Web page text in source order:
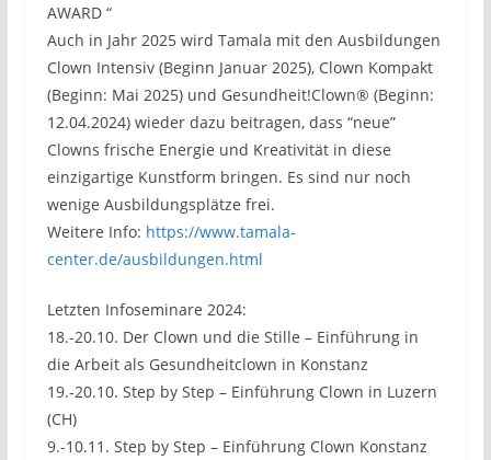
AWARD “
Auch in Jahr 2025 wird Tamala mit den Ausbildungen
Clown Intensiv (Beginn Januar 2025), Clown Kompakt
(Beginn: Mai 2025) und Gesundheit!Clown® (Beginn:
12.04.2024) wieder dazu beitragen, dass “neue”
Clowns frische Energie und Kreativität in diese
einzigartige Kunstform bringen. Es sind nur noch
wenige Ausbildungsplätze frei.
Weitere Info: https://www.tamala-
center.de/ausbildungen.html
Letzten Infoseminare 2024:
18.-20.10. Der Clown und die Stille – Einführung in
die Arbeit als Gesundheitclown in Konstanz
19.-20.10. Step by Step – Einführung Clown in Luzern
(CH)
9.-10.11. Step by Step – Einführung Clown Konstanz